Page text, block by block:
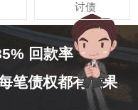
讨债
回款率
笔债权都有结果